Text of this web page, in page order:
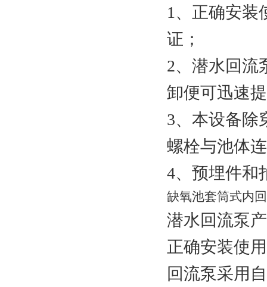
1、正确安装
证；
2、潜水回流
卸便可迅速
3、本设备除
螺栓与池体
4、预埋件和
缺氧池套筒式内
潜水回流泵
正确安装使
回流泵采用